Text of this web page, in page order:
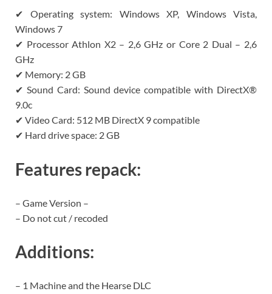
✔ Operating system: Windows XP, Windows Vista,
Windows 7
✔ Processor Athlon X2 – 2,6 GHz or Core 2 Dual – 2,6
GHz
✔ Memory: 2 GB
✔ Sound Card: Sound device compatible with DirectX®
9.0c
✔ Video Card: 512 MB DirectX 9 compatible
✔ Hard drive space: 2 GB
Features repack:
– Game Version –
– Do not cut / recoded
Additions:
– 1 Machine and the Hearse DLC